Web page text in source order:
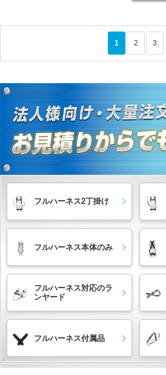
1 2 3
フルハーネス2丁掛け
フルハーネス本体のみ
フルハーネス対応のラ
ンヤード
フルハーネス付属品